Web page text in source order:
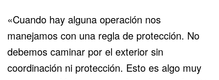
«Cuando hay alguna operación nos
manejamos con una regla de protección. No
debemos caminar por el exterior sin
coordinación ni protección. Esto es algo muy